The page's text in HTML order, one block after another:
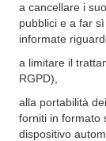
a cancellare i
pubblici e a far
informate
a limitare il
RGPD),
alla portabilità
forniti in formato
dispositivo